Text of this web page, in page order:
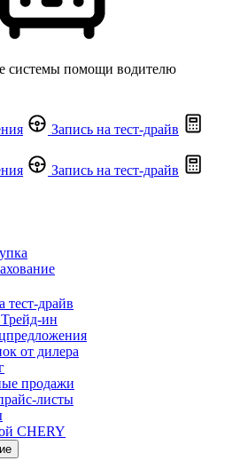
системы помощи водителю
Запись на тест-драйв
Запись на тест-драйв
тест-драйв
ин
от дилера
продажи
листы
CHERY